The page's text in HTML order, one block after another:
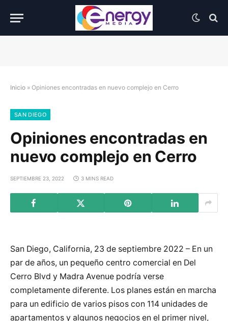
Inicio » Opiniones encontradas en nuevo complejo en Cerro
SAN DIEGO
Opiniones encontradas en
nuevo complejo en Cerro
SEPTIEMBRE 23, 2022 3 MINS READ
San Diego, California, 23 de septiembre 2022 – En un
par de años, un pequeño centro comercial en Del
Cerro Blvd y Madra Avenue podría verse
completamente diferente. Los planes están en marcha
para un edificio de varios pisos con 114 unidades de
apartamentos y algunos negocios en el primer nivel,